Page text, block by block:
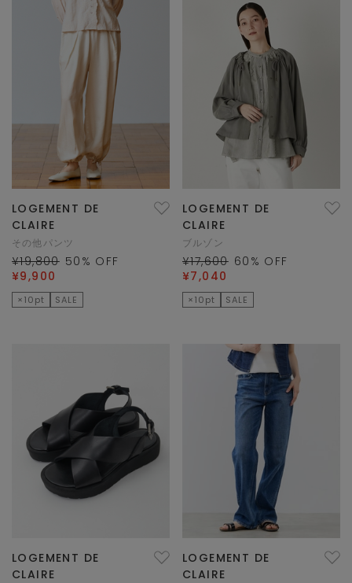
LOGEMENT DE
CLAIRE
その他パンツ
¥19,800 50 % OFF
¥9,900
×10pt SALE
LOGEMENT DE
CLAIRE
ブルゾン
¥17,600 60 % OFF
¥7,040
×10pt SALE
LOGEMENT DE
CLAIRE
LOGEMENT DE
CLAIRE